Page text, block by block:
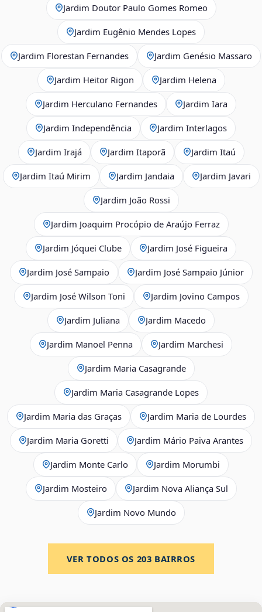
Jardim Doutor Paulo Gomes Romeo
Jardim Eugênio Mendes Lopes
Jardim Florestan Fernandes Jardim Genésio Massaro
Jardim Heitor Rigon Jardim Helena
Jardim Herculano Fernandes Jardim Iara
Jardim Independência Jardim Interlagos
Jardim Irajá Jardim Itaporã Jardim Itaú
Jardim Itaú Mirim Jardim Jandaia Jardim Javari
Jardim João Rossi
Jardim Joaquim Procópio de Araújo Ferraz
Jardim Jóquei Clube Jardim José Figueira
Jardim José Sampaio Jardim José Sampaio Júnior
Jardim José Wilson Toni Jardim Jovino Campos
Jardim Juliana Jardim Macedo
Jardim Manoel Penna Jardim Marchesi
Jardim Maria Casagrande
Jardim Maria Casagrande Lopes
Jardim Maria das Graças Jardim Maria de Lourdes
Jardim Maria Goretti Jardim Mário Paiva Arantes
Jardim Monte Carlo Jardim Morumbi
Jardim Mosteiro Jardim Nova Aliança Sul
Jardim Novo Mundo
VER TODOS OS 203 BAIRROS